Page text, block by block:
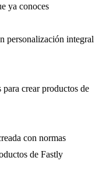
ya conoces
personalización integral
crear productos de
con normas
de Fastly